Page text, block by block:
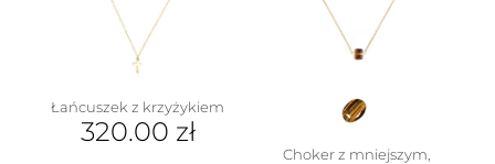
Łańcuszek z krzyżykiem
320.00 zł
Choker z mniejszym,